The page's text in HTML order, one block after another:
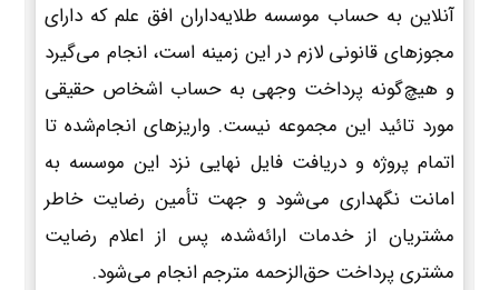
آنلاین به حساب موسسه طلایه‌داران افق علم که دارای
مجوزهای قانونی لازم در این زمینه است، انجام می‌گیرد
و هیچ‌گونه پرداخت وجهی به حساب اشخاص حقیقی
مورد تائید این مجموعه نیست. واریزهای انجام‌شده تا
اتمام پروژه و دریافت فایل نهایی نزد این موسسه به
امانت نگهداری می‌شود و جهت تأمین رضایت خاطر
مشتریان از خدمات ارائه‌شده، پس از اعلام رضایت
مشتری پرداخت حق‌الزحمه مترجم انجام می‌شود.